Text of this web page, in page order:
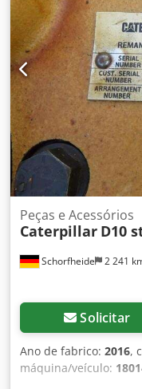
Schorfheide 2 241
Peças e Acessórios
Caterpillar D10
Solicitar
Ano de fabrico: 2016,
máquina/veículo:
Cjdpfxshyuy Ej Al Ijrf